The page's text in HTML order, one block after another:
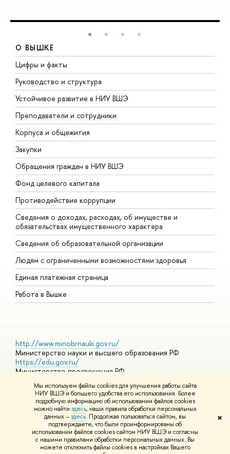
Мы используем файлы cookies для улучшения работы сайта
НИУ ВШЭ и большего удобства его использования. Более
подробную информацию об использовании файлов cookies
можно найти здесь, наши правила обработки персональных
данных –здесь. Продолжая пользоваться сайтом, вы
подтверждаете, что были проинформированы об
использовании файлов cookies сайтом НИУ ВШЭ и согласны
с нашими правилами обработки персональных данных. Вы
можете отключить файлы cookies в настройках Вашего
✖
О ВЫШКЕ
Цифры и факты
Руководство и структура
Устойчивое развитие в НИУ ВШЭ
Преподаватели и сотрудники
Корпуса и общежития
Закупки
Обращения граждан в НИУ ВШЭ
Фонд целевого капитала
Противодействие коррупции
Сведения о доходах, расходах, об имуществе и
обязательствах имущественного характера
Сведения об образовательной организации
Людям с ограниченными возможностями здоровья
Единая платежная страница
Работа в Вышке
http://www.minobrnauki.gov.ru/
Министерство науки и высшего образования РФ
https://edu.gov.ru/
Министерство просвещения РФ
Массовые открытые онлайн-курсы
© НИУ ВШЭ 1993–2026 Адреса и контактыУсловия
использования материалов Политика конфиденциальности
Шрифты HSE Sans и HSE Slab разработаны вШколе дизайна НИУ